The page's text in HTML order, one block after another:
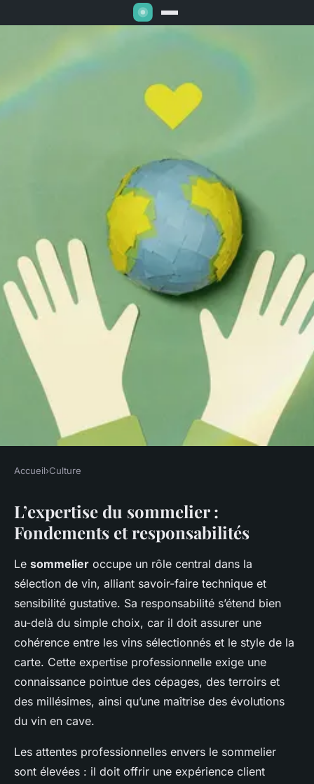
Le Guide Expert du Sommelier
: L'Art du Choix des Vins
Alya•28 avril 2025•5 min de lecture
Accueil›Culture
L’expertise du sommelier :
Fondements et responsabilités
Le sommelier occupe un rôle central dans la
sélection de vin, alliant savoir-faire technique et
sensibilité gustative. Sa responsabilité s’étend bien
au-delà du simple choix, car il doit assurer une
cohérence entre les vins sélectionnés et le style de la
carte. Cette expertise professionnelle exige une
connaissance pointue des cépages, des terroirs et
des millésimes, ainsi qu’une maîtrise des évolutions
du vin en cave.
Les attentes professionnelles envers le sommelier
sont élevées : il doit offrir une expérience client